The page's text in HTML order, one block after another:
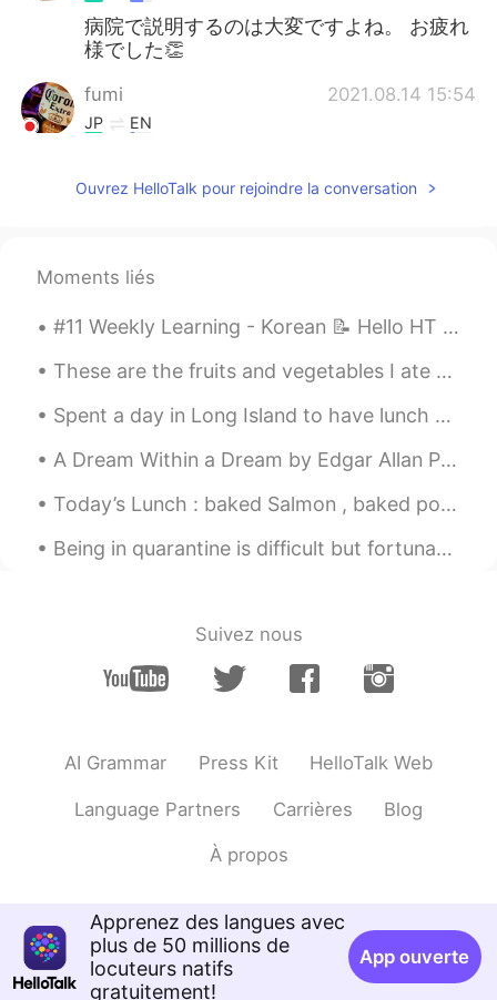
病院で説明するのは大変ですよね。 お疲れ
様でした👏
fumi 2021.08.14 15:54
JP EN
日本語で頑張ったけど、よく分からな
て、恥ずかしくったほど泣いちゃっ
た。
日本語で頑張ったけど、よく分からな
て、恥ずかしいほど泣いちゃった。
2021.08.14 15:49
JP EN
大変だったねー
Ouvrez HelloTalk pour rejoindre la conversation
Moments liés
#11 Weekly Learning - Korean 📝 Hello HT friends 😄, Welcome to my weekly learning of 🇰🇷🇯🇵🇷🇺 🧐 ...
These are the fruits and vegetables I ate recently: rose strawberries, cherries, cantaloupe, radi...
Spent a day in Long Island to have lunch at the Oheka Castle! This is the castle from Taylor Swif...
A Dream Within a Dream by Edgar Allan Poe. Part 2 of 2. I stand amid the roar Of a surf-torment...
Today’s Lunch : baked Salmon , baked potatoes and a salad , followed by a vanilla and dark chocol...
Being in quarantine is difficult but fortunate to live in Brighton to have these views at my door...
Suivez nous
AI Grammar Press Kit HelloTalk Web
Language Partners Carrières Blog
À propos
Apprenez des langues avec
plus de 50 millions de
locuteurs natifs
gratuitement!
App ouverte